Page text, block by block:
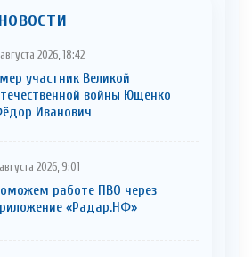
2026, 18:42
участник Великой
войны Ющенко
Иванович
2026, 9:01
работе ПВО через
«Радар.НФ»